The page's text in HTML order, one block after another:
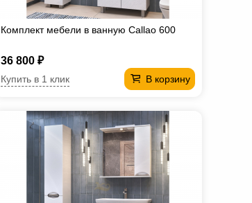
Комплект мебели в ванную Callao 600
36 800 ₽
В корзину
Купить в 1 клик